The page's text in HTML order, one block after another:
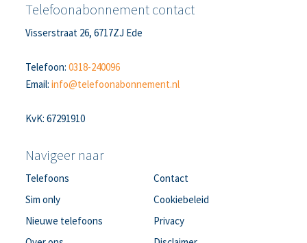
Telefoonabonnement contact
Visserstraat 26, 6717ZJ Ede
Telefoon:0318-240096
Email:info@telefoonabonnement.nl
KvK: 67291910
Navigeer naar
Telefoons
Sim only
Nieuwe telefoons
Contact
Cookiebeleid
Privacy